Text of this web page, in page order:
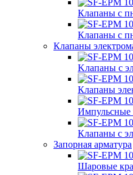
Клапаны с
Клапаны с
Клапаны
Kлапаны с
Клапаны
Импульсные
Клапаны с
Запорная арматура
Шаровые